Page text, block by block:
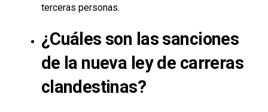
terceras personas.
¿Cuáles son las sanciones
de la nueva ley de carreras
clandestinas?